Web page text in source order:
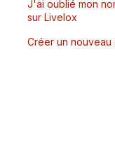
J'ai oublié mon
sur Livelox
Créer un nouveau